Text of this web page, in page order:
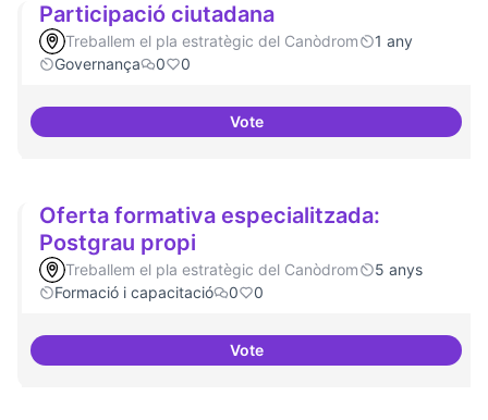
Participació ciutadana
Treballem el pla estratègic del Canòdrom
1 any
Governança
0 0
VoteParticipació ciutadana
Oferta formativa especialitzada:
Postgrau propi
Treballem el pla estratègic del Canòdrom
5 anys
Formació i capacitació
0 0
VoteOferta formativa